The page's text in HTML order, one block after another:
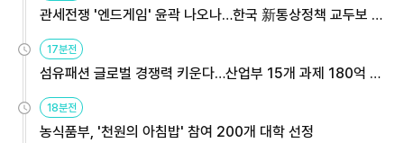
관세전쟁 '엔드게임' 윤곽 나오나…한국 新통상정책 교두보 활
17분전
섬유패션 글로벌 경쟁력 키운다…산업부 15개 과제 180억 지
18분전
농식품부, '천원의 아침밥' 참여 200개 대학 선정